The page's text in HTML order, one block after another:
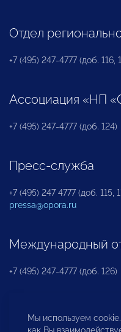
Отдел
+7 (495) 247-4777 (доб. 116,
Ассоциация «НП
+7 (495) 247-4777 (доб. 124)
Пресс-служба
+7 (495) 247 4777 (доб. 115,
pressa@opora.ru
Международный
+7 (495) 247-4777 (доб. 126)
Бюро по защите
инвесторов
Мы используем
как Вы